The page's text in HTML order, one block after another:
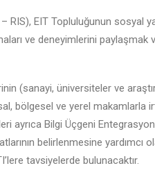
RIS), EIT Topluluğunun sosyal
ve deneyimlerini paylaşmak
(sanayi, üniversiteler ve
bölgesel ve yerel makamlarla
ayrıca Bilgi Üçgeni
belirlenmesine yardımcı
tavsiyelerde bulunacaktır.